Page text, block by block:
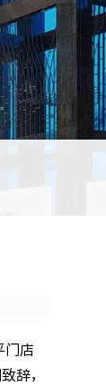
门店
辞，